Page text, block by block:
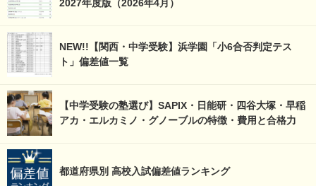
2027年度版（2026年4月）
NEW!!【関西・中学受験】浜学園「小6合否判定テス
ト」偏差値一覧
【中学受験の塾選び】SAPIX・日能研・四谷大塚・早稲
アカ・エルカミノ・グノーブルの特徴・費用と合格力
都道府県別 高校入試偏差値ランキング